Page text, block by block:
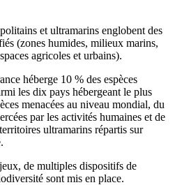
et ultramarins englobent des
(zones humides, milieux marins,
agricoles et urbains).
héberge 10 % des espèces
les dix pays hébergeant le plus
menacées au niveau mondial, du
par les activités humaines et de
ultramarins répartis sur
de multiples dispositifs de
sont mis en place.